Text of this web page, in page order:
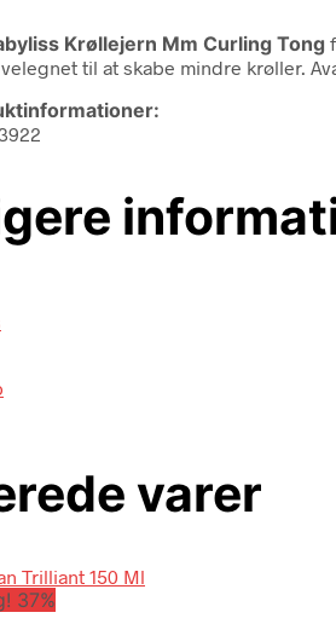
Krøllejern Mm Curling Tong
velegnet til at skabe mindre krøller.
varer
37%